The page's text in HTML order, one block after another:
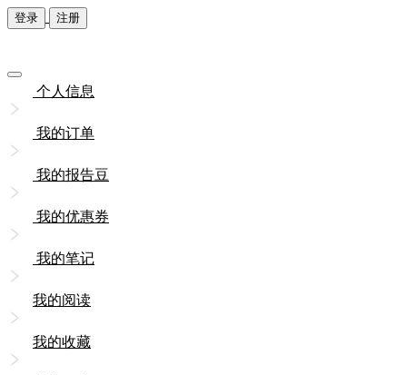
登录 注册
个人信息
我的订单
我的报告豆
我的优惠券
我的笔记
我的阅读
我的收藏